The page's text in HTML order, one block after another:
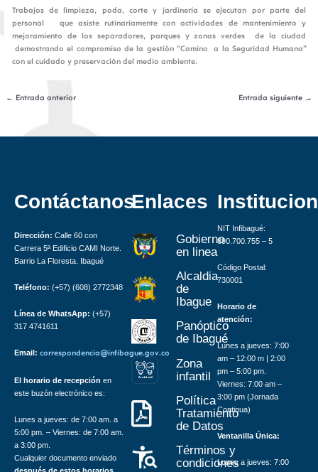
Trabajos de limpieza, poda, corte y jardinería se ejecutan por parte del
personal que asiste rutinariamente con actividades de mantenimiento y
mejoramiento de los separadores, parques y zonas verdes de la ciudad
demostrando el compromiso de la gestión “Camino a la Seguridad Humana”
con el cuidado y preservación del medio ambiente.
← Entrada anterior Entrada siguiente →
Contáctanos
Dirección: Calle 60 con
Carrera 5ª Edificio CAMI Norte.
Barrio La Floresta. Ibagué
Teléfono: (+57) (608) 2772348
Línea de WhatsApp: (+57)
317 4741611
Email: correspondencia@infibague.gov.co
El horario de recepción en
este buzón electrónico es:
Lunes a jueves: de 7:00 am. a
5:00 pm. – Viernes: de 7:00 am.
a 3:00 pm.
Cualquier documento enviado
Enlaces
Gobierno
en linea
Alcaldia
de
Ibague
Panóptico
de Ibagué
ZonaInfantil
Zona
infantil
Política
Tratamiento
de Datos
Términos y
condiciones
NIT Infibagué:
890.700.755 – 5
Código Postal:
730001
Horario de
atención:
Lunes a jueves: 7:00
am – 12:00 m | 2:00
pm – 5:00 pm.
Viernes: 7:00 am –
3:00 pm (Jornada
Continua)
Ventanilla Única:
Lunes a jueves: 7:00